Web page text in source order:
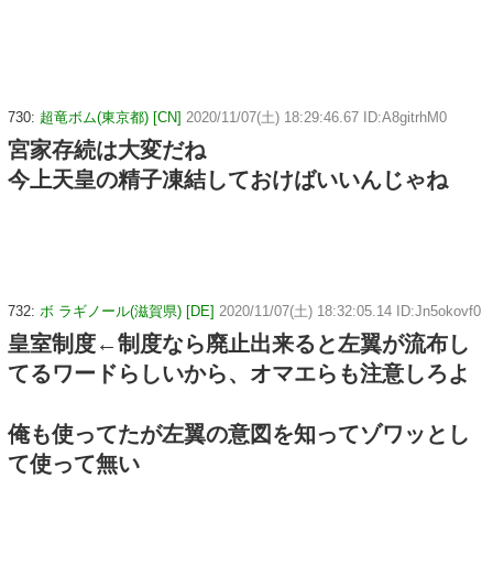
730: 超竜ボム(東京都) [CN] 2020/11/07(土) 18:29:46.67 ID:A8gitrhM0
宮家存続は大変だね
今上天皇の精子凍結しておけばいいんじゃね
732: ボ ラギノール(滋賀県) [DE] 2020/11/07(土) 18:32:05.14 ID:Jn5okovf0
皇室制度←制度なら廃止出来ると左翼が流布し
てるワードらしいから、オマエらも注意しろよ
俺も使ってたが左翼の意図を知ってゾワッとし
て使って無い